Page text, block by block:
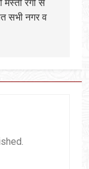
मस्ती रंगों से
सभी नगर व